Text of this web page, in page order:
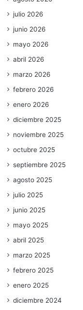
julio 2026
junio 2026
mayo 2026
abril 2026
marzo 2026
febrero 2026
enero 2026
diciembre 2025
noviembre 2025
octubre 2025
septiembre 2025
agosto 2025
julio 2025
junio 2025
mayo 2025
abril 2025
marzo 2025
febrero 2025
enero 2025
diciembre 2024